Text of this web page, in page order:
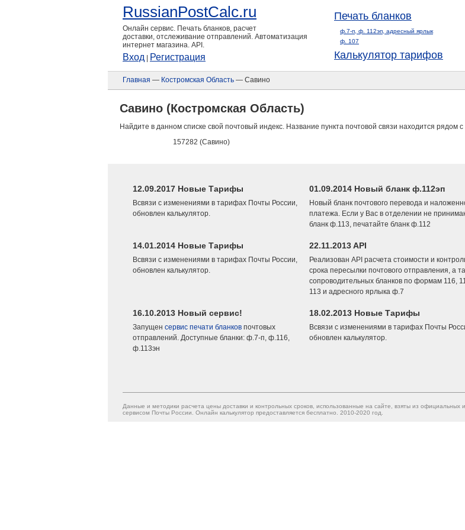
RussianPostCalc.ru
Онлайн сервис. Печать бланков, расчет
доставки, отслеживание отправлений. Автоматизация
интернет магазина. API.
Вход Регистрация
Печать бланков
ф.7-п, ф. 112эп, адресный ярлык
ф. 107
Калькулятор тарифов
Главная — Костромская Область — Савино
Савино (Костромская Область)
Найдите в данном списке свой почтовый индекс. Название пункта почтовой связи находится рядом
157282 (Савино)
12.09.2017 Новые Тарифы
Всвязи с изменениями в тарифах Почты России,
обновлен калькулятор.
01.09.2014 Новый бланк ф.112эп
Новый бланк почтового перевода и
платежа. Если у Вас в отделении не
бланк ф.113, печатайте бланк ф.112
14.01.2014 Новые Тарифы
Всвязи с изменениями в тарифах Почты России,
обновлен калькулятор.
22.11.2013 API
Реализован API расчета стоимости и
срока пересылки почтового отправления, а
сопроводительных бланков по формам 116,
113 и адресного ярлыка ф.7
16.10.2013 Новый сервис!
Запущен сервис печати бланков почтовых
отправлений. Доступные бланки: ф.7-п, ф.116,
ф.113эн
18.02.2013 Новые Тарифы
Всвязи с изменениями в тарифах Почты
обновлен калькулятор.
Данные и методики расчета цены доставки и контрольных сроков, использованные на сайте, взяты из
сервисом Почты России. Онлайн калькулятор предоставляется бесплатно. 2010-2020 год.